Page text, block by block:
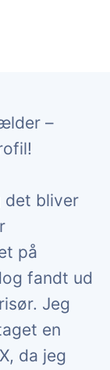
–
det bliver
på
fandt ud
Jeg
en
da jeg